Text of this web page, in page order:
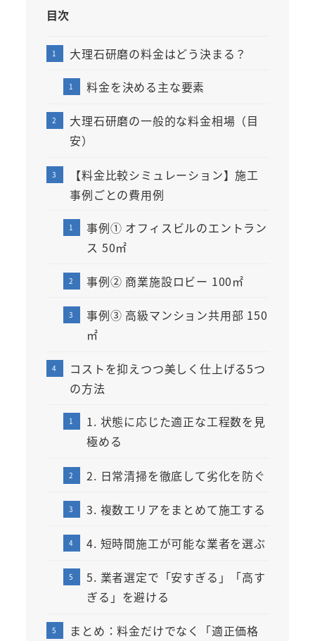
目次
大理石研磨の料金はどう決まる？
料金を決める主な要素
大理石研磨の一般的な料金相場（目
安）
【料金比較シミュレーション】施工
事例ごとの費用例
事例① オフィスビルのエントラン
ス 50㎡
事例② 商業施設ロビー 100㎡
事例③ 高級マンション共用部 150
㎡
コストを抑えつつ美しく仕上げる5つ
の方法
1. 状態に応じた適正な工程数を見
極める
2. 日常清掃を徹底して劣化を防ぐ
3. 複数エリアをまとめて施工する
4. 短時間施工が可能な業者を選ぶ
5. 業者選定で「安すぎる」「高す
ぎる」を避ける
まとめ：料金だけでなく「適正価格